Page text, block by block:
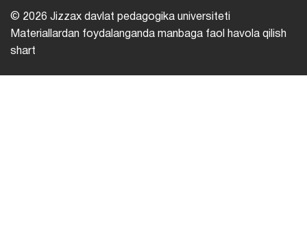
© 2026 Jizzax davlat pedagogika universiteti
Materiallardan foydalanganda manbaga faol havola qilish
shart